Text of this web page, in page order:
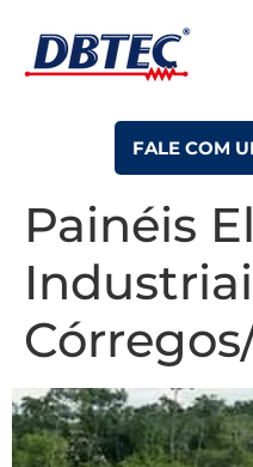
FALE COM
Painéis